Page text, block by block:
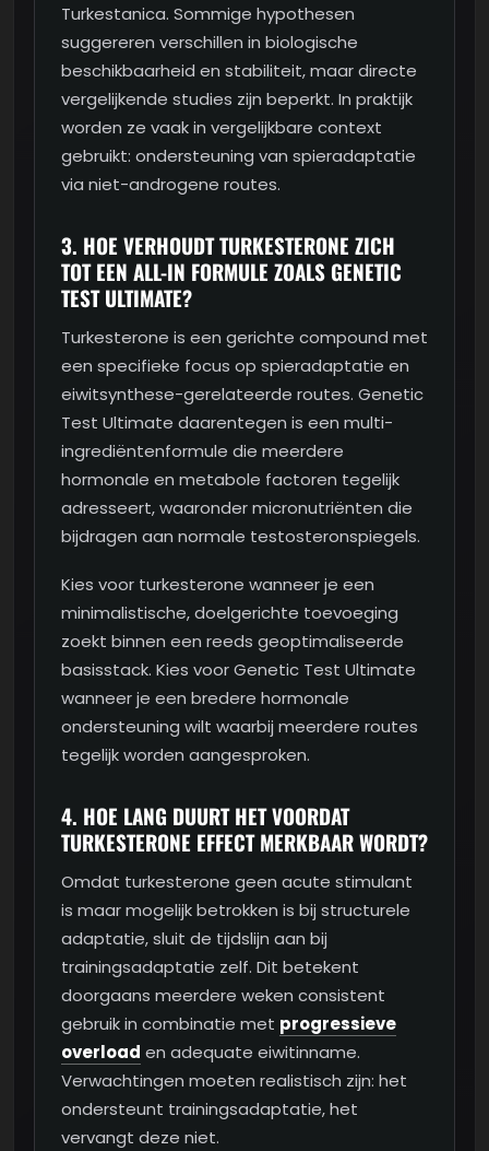
Turkestanica. Sommige hypothesen
suggereren verschillen in biologische
beschikbaarheid en stabiliteit, maar directe
vergelijkende studies zijn beperkt. In praktijk
worden ze vaak in vergelijkbare context
gebruikt: ondersteuning van spieradaptatie
via niet-androgene routes.
3. HOE VERHOUDT TURKESTERONE ZICH
TOT EEN ALL-IN FORMULE ZOALS GENETIC
TEST ULTIMATE?
Turkesterone is een gerichte compound met
een specifieke focus op spieradaptatie en
eiwitsynthese-gerelateerde routes. Genetic
Test Ultimate daarentegen is een multi-
ingrediëntenformule die meerdere
hormonale en metabole factoren tegelijk
adresseert, waaronder micronutriënten die
bijdragen aan normale testosteronspiegels.
Kies voor turkesterone wanneer je een
minimalistische, doelgerichte toevoeging
zoekt binnen een reeds geoptimaliseerde
basisstack. Kies voor Genetic Test Ultimate
wanneer je een bredere hormonale
ondersteuning wilt waarbij meerdere routes
tegelijk worden aangesproken.
4. HOE LANG DUURT HET VOORDAT
TURKESTERONE EFFECT MERKBAAR WORDT?
Omdat turkesterone geen acute stimulant
is maar mogelijk betrokken is bij structurele
adaptatie, sluit de tijdslijn aan bij
trainingsadaptatie zelf. Dit betekent
doorgaans meerdere weken consistent
gebruik in combinatie met progressieve
overload en adequate eiwitinname.
Verwachtingen moeten realistisch zijn: het
ondersteunt trainingsadaptatie, het
vervangt deze niet.